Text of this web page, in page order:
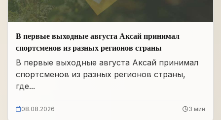
В первые выходные августа Аксай принимал
спортсменов из разных регионов страны
В первые выходные августа Аксай принимал
спортсменов из разных регионов страны,
где...
08.08.2026 3 мин